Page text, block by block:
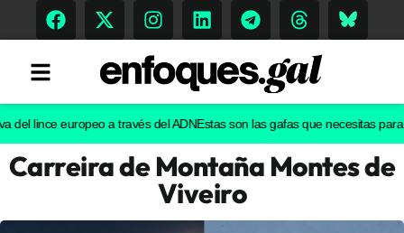
Memoria Histórica
europeo a través del ADNEstas son las gafas que necesitas para ver
Carreira de Montaña Montes de
Viveiro